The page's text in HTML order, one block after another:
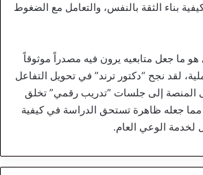
بناء الثقة بالنفس، والتعامل مع الضغوط
ما جعل متابعيه يرون فيه مصدراً موثوقاً
لقد نجح “دكتور ترند” في تحويل التفاعل
المنصة إلى جلسات “تدريب رقمي” تخلق
مما جعله ظاهرة تستحق الدراسة في كيفية
الوعي العام.